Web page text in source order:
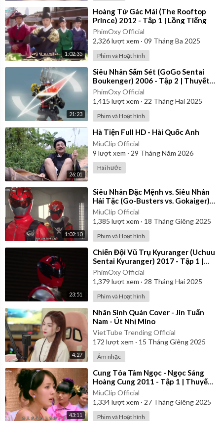
1:02:35
⁣Hoàng Tử Gác Mái (The Rooftop
Prince) 2012 - Tập 1 | Lồng Tiếng
PhimOxy Official
2,326lượt xem · 09 Tháng Ba 2025
Phim và Hoạt hình
21:23
⁣Siêu Nhân Sấm Sét (GoGo Sentai
Boukenger) 2006 - Tập 2 | Thuyết
Minh
PhimOxy Official
1,415 lượt xem · 22 Tháng Hai 2025
Phim và Hoạt hình
26:01
⁣Hà Tiện Full HD - Hài Quốc Anh
MiuClip Official
9 lượt xem · 29 Tháng Năm 2026
Hài hước
1:02:10
⁣Siêu Nhân Đặc Mệnh vs. Siêu Nhân
Hải Tặc (Go-Busters vs. Gokaiger) |
Vietsub
MiuClip Official
1,385 lượt xem · 18 Tháng Giêng 2025
Phim và Hoạt hình
23:51
⁣Chiến Đội Vũ Trụ Kyuranger (Uchuu
Sentai Kyuranger) 2017 - Tập 1 |
Thuyết Minh
PhimOxy Official
1,379 lượt xem · 28 Tháng Hai 2025
Phim và Hoạt hình
4:27
⁣Nhân Sinh Quán Cover - Jin Tuấn
Nam - Út Nhị Mino
VietTube Trending Official
172 lượt xem · 15 Tháng Giêng 2025
Âm nhạc
43:11
⁣Cung Tỏa Tâm Ngọc - Ngọc Sáng
Hoàng Cung 2011 - Tập 1 | Thuyết
Minh
MiuClip Official
1,334lượt xem · 27 Tháng Giêng 2025
Phim và Hoạt hình